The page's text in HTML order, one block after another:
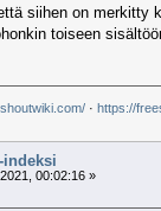
siihen on merkitty
toiseen
· https://
indeksi
00:02:16 »